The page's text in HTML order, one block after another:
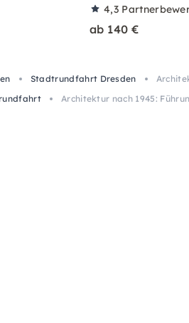
4,3
ab 140 €
Stadtrundfahrt Dresden
Architektur nach 1945: